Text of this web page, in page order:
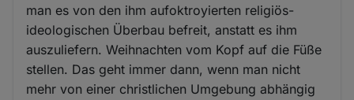
man es von den ihm aufoktroyierten religiös-
ideologischen Überbau befreit, anstatt es ihm
auszuliefern. Weihnachten vom Kopf auf die Füße
stellen. Das geht immer dann, wenn man nicht
mehr von einer christlichen Umgebung abhängig